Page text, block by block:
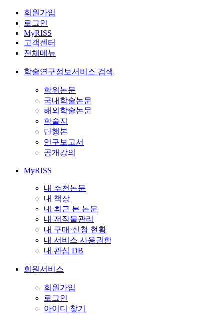
회원가입
로그인
MyRISS
고객센터
전체메뉴
학술연구정보서비스 검색
학위논문
국내학술논문
해외학술논문
학술지
단행본
연구보고서
공개강의
MyRISS
내 추천논문
내 책장
내 최근 본 논문
내 저작물관리
내 구매·신청 현황
내 서비스 사용권한
내 관심 DB
회원서비스
회원가입
로그인
아이디 찾기